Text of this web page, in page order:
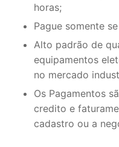
horas;
Pague somente
Alto padrão de
equipamentos
no mercado
Os Pagamentos
credito e
cadastro ou a